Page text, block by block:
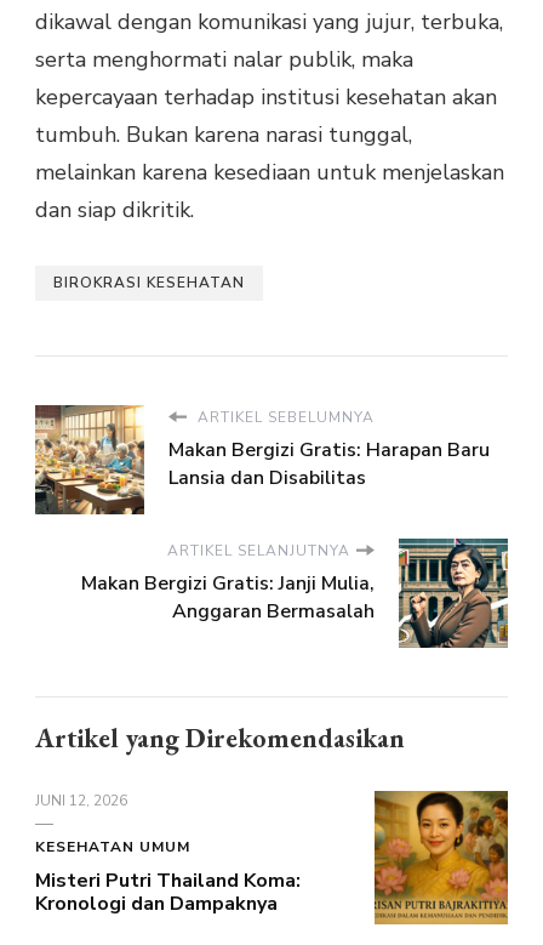
dikawal dengan komunikasi yang jujur, terbuka,
serta menghormati nalar publik, maka
kepercayaan terhadap institusi kesehatan akan
tumbuh. Bukan karena narasi tunggal,
melainkan karena kesediaan untuk menjelaskan
dan siap dikritik.
BIROKRASI KESEHATAN
ARTIKEL SEBELUMNYA
Makan Bergizi Gratis: Harapan Baru
Lansia dan Disabilitas
ARTIKEL SELANJUTNYA
Makan Bergizi Gratis: Janji Mulia,
Anggaran Bermasalah
Artikel yang Direkomendasikan
JUNI 12, 2026
KESEHATAN UMUM
Misteri Putri Thailand Koma:
Kronologi dan Dampaknya